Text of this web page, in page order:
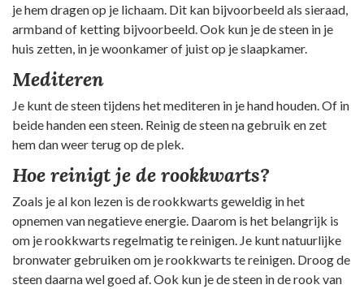
je hem dragen op je lichaam. Dit kan bijvoorbeeld als sieraad,
armband of ketting bijvoorbeeld. Ook kun je de steen in je
huis zetten, in je woonkamer of juist op je slaapkamer.
Mediteren
Je kunt de steen tijdens het mediteren in je hand houden. Of in
beide handen een steen. Reinig de steen na gebruik en zet
hem dan weer terug op de plek.
Hoe reinigt je de rookkwarts?
Zoals je al kon lezen is de rookkwarts geweldig in het
opnemen van negatieve energie. Daarom is het belangrijk is
om je rookkwarts regelmatig te reinigen. Je kunt natuurlijke
bronwater gebruiken om je rookkwarts te reinigen. Droog de
steen daarna wel goed af. Ook kun je de steen in de rook van